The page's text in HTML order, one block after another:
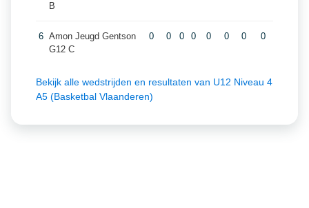
B
6 Amon Jeugd Gentson
G12 C
0 0 0 0 0 0 0 0
Bekijk alle wedstrijden en resultaten van U12 Niveau 4
A5 (Basketbal Vlaanderen)